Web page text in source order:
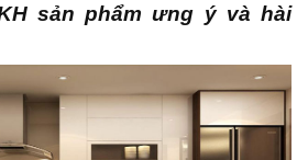
sản phẩm ưng ý và hài